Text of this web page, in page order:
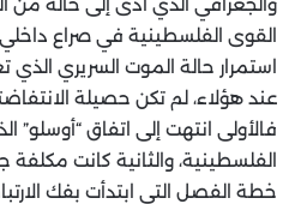
القوى الفلسطينية في صراع
استمرار حالة الموت السريري
عند هؤلاء، لم تكن حصيلة
فالأولى انتهت إلى اتفاق
الفلسطينية، والثانية كانت مكلفة
خطة الفصل التي ابتدأت بفك